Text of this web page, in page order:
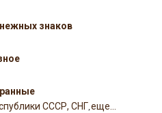
знаков
СССР, СНГ,еще...